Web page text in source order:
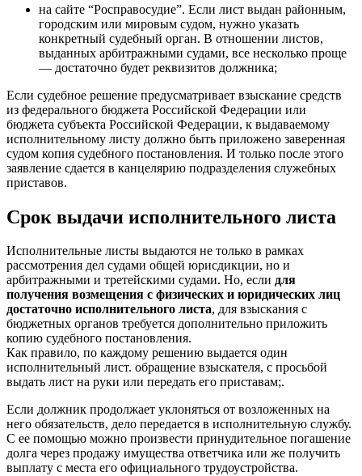
на сайте “Росправосудие”. Если лист выдан районным,
городским или мировым судом, нужно указать
конкретный судебный орган. В отношении листов,
выданных арбитражными судами, все несколько проще
— достаточно будет реквизитов должника;
Если судебное решение предусматривает взыскание средств
из федерального бюджета Российской Федерации или
бюджета субъекта Российской Федерации, к выдаваемому
исполнительному листу должно быть приложено заверенная
судом копия судебного постановления. И только после этого
заявление сдается в канцелярию подразделения служебных
приставов.
Срок выдачи исполнительного листа
Исполнительные листы выдаются не только в рамках
рассмотрения дел судами общей юрисдикции, но и
арбитражными и третейскими судами. Но, если для
получения возмещения с физических и юридических лиц
достаточно исполнительного листа, для взыскания с
бюджетных органов требуется дополнительно приложить
копию судебного постановления.
Как правило, по каждому решению выдается один
исполнительный лист. обращение взыскателя, с просьбой
выдать лист на руки или передать его приставам;.
Если должник продолжает уклоняться от возложенных на
него обязательств, дело передается в исполнительную службу.
С ее помощью можно произвести принудительное погашение
долга через продажу имущества ответчика или же получить
выплату с места его официального трудоустройства.